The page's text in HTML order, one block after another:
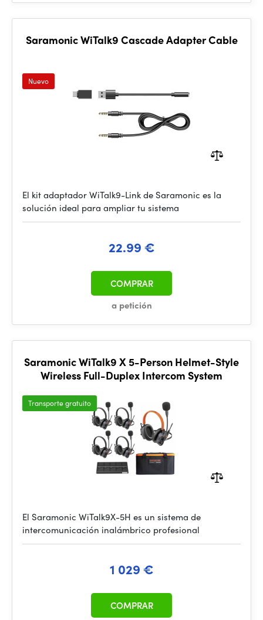
Saramonic WiTalk9 Cascade Adapter Cable
Nuevo
El kit adaptador WiTalk9-Link de Saramonic es la
solución ideal para ampliar tu sistema
22.99 €
a petición
COMPRAR
Saramonic WiTalk9 X 5-Person Helmet-Style
Wireless Full-Duplex Intercom System
Transporte gratuito
El Saramonic WiTalk9X-5H es un sistema de
intercomunicación inalámbrico profesional
1 029 €
COMPRAR